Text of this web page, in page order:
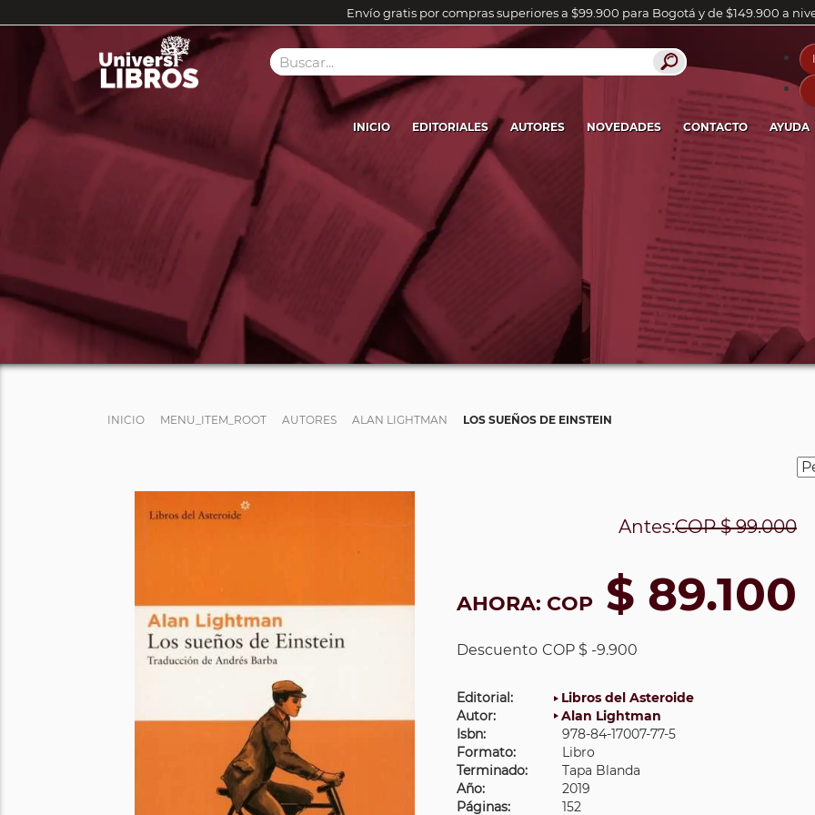
Envío gratis por compras superiores a $99.900 para Bogotá y de $149.900 a
INICIO EDITORIALES AUTORES NOVEDADES CONTACTO AYUDA
INICIO MENU_ITEM_ROOT AUTORES ALAN LIGHTMAN LOS SUEÑOS DE EINSTEIN
Antes:COP$ 99.000
AHORA: COP $ 89.100
Descuento COP $ -9.900
Editorial:
Libros del Asteroide
Autor:
Alan Lightman
Isbn:
978-84-17007-77-5
Formato:
Libro
Terminado:
Tapa Blanda
Año:
2019
Páginas:
152